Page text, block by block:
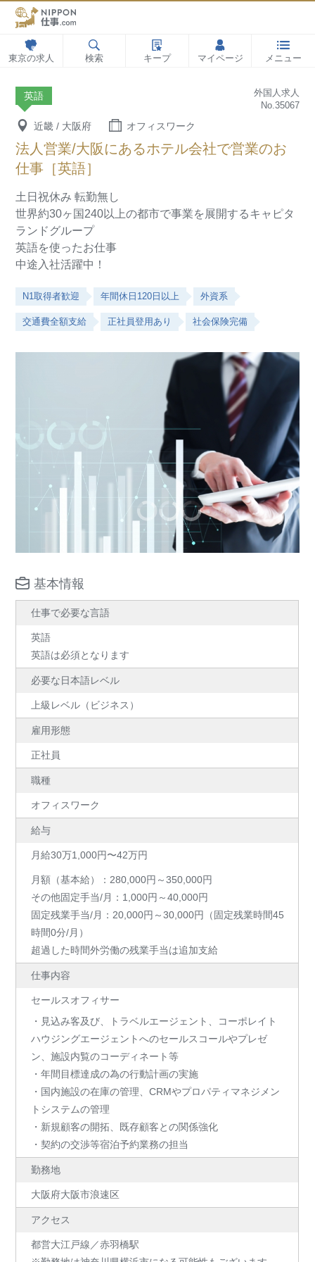
東京の求人 検索 キープ マイページ メニュー
英語
外国人求人
No.35067
近畿 / 大阪府 オフィスワーク
法人営業/大阪にあるホテル会社で営業のお
仕事［英語］
土日祝休み 転勤無し
世界約30ヶ国240以上の都市で事業を展開するキャピタ
ランドグループ
英語を使ったお仕事
中途入社活躍中！
N1取得者歓迎 年間休日120日以上 外資系
交通費全額支給 正社員登用あり 社会保険完備
基本情報
仕事で必要な言語
英語
英語は必須となります
必要な日本語レベル
上級レベル（ビジネス）
雇用形態
正社員
職種
オフィスワーク
給与
月給30万1,000円〜42万円
月額（基本給）：280,000円～350,000円
その他固定手当/月：1,000円～40,000円
固定残業手当/月：20,000円～30,000円（固定残業時間45
時間0分/月）
超過した時間外労働の残業手当は追加支給
仕事内容
セールスオフィサー
・見込み客及び、トラベルエージェント、コーポレイト
ハウジングエージェントへのセールスコールやプレゼ
ン、施設内覧のコーディネート等
・年間目標達成の為の行動計画の実施
・国内施設の在庫の管理、CRMやプロパティマネジメン
トシステムの管理
・新規顧客の開拓、既存顧客との関係強化
・契約の交渉等宿泊予約業務の担当
勤務地
大阪府大阪市浪速区
アクセス
都営大江戸線／赤羽橋駅